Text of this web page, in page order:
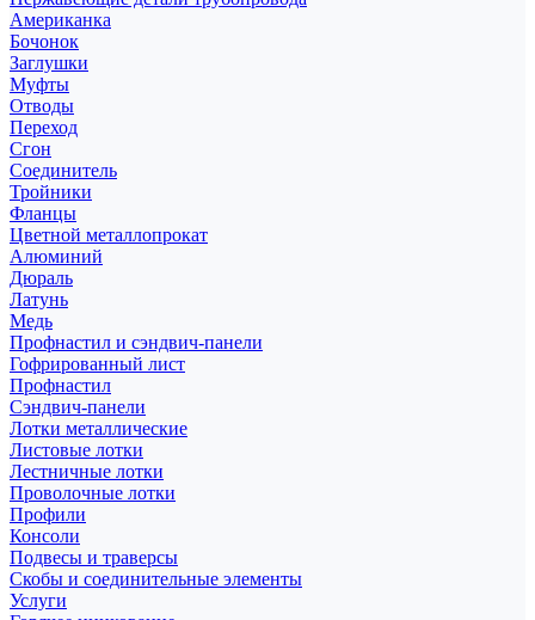
Американка
Бочонок
Заглушки
Муфты
Отводы
Переход
Сгон
Соединитель
Тройники
Фланцы
Цветной металлопрокат
Алюминий
Дюраль
Латунь
Медь
Профнастил и сэндвич-панели
Гофрированный лист
Профнастил
Сэндвич-панели
Лотки металлические
Листовые лотки
Лестничные лотки
Проволочные лотки
Профили
Консоли
Подвесы и траверсы
Скобы и соединительные элементы
Услуги